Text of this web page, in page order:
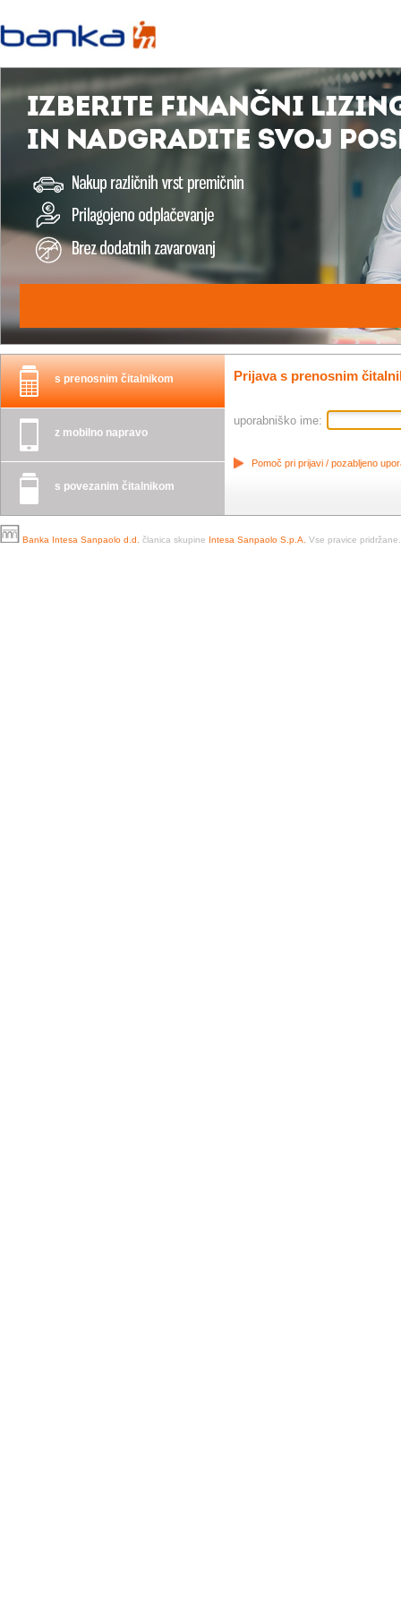
s prenosnim čitalnikom
z mobilno napravo
s povezanim čitalnikom
Prijava s prenosnim
uporabniško ime:
Pomoč pri prijavi / pozabljeno
Banka Intesa Sanpaolo d.d. članica skupine Intesa Sanpaolo S.p.A. Vse pravice pridržane.